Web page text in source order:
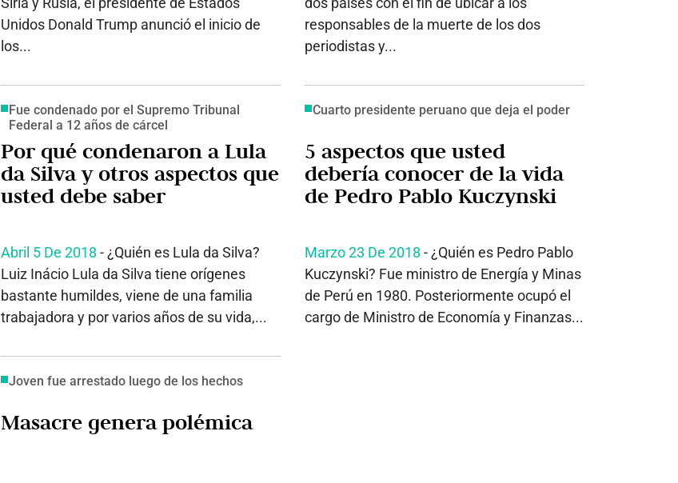
Unidos Donald Trump anunció el inicio de
los...
responsables de la muerte de los dos
periodistas y...
Fue condenado por el Supremo Tribunal
Federal a 12 años de cárcel
Por qué condenaron a Lula
da Silva y otros aspectos que
usted debe saber
Abril 5 De 2018 - ¿Quién es Lula da Silva?
Luiz Inácio Lula da Silva tiene orígenes
bastante humildes, viene de una familia
trabajadora y por varios años de su vida,...
Cuarto presidente peruano que deja el poder
5 aspectos que usted
debería conocer de la vida
de Pedro Pablo Kuczynski
Marzo 23 De 2018 - ¿Quién es Pedro Pablo
Kuczynski? Fue ministro de Energía y Minas
de Perú en 1980. Posteriormente ocupó el
cargo de Ministro de Economía y Finanzas...
Joven fue arrestado luego de los hechos
Masacre genera polémica